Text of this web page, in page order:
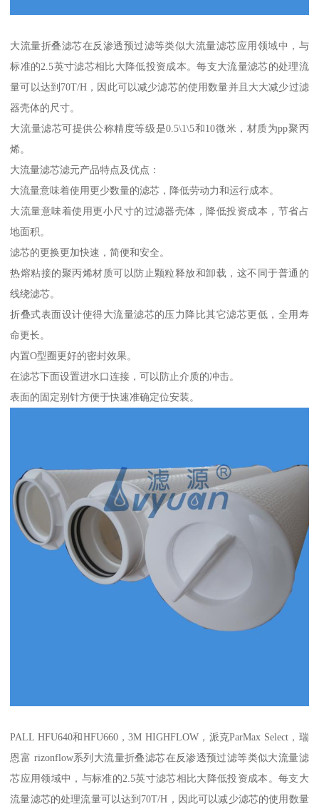
大流量折叠滤芯在反渗透预过滤等类似大流量滤芯应用领域中，与
标准的2.5英寸滤芯相比大降低投资成本。每支大流量滤芯的处理流
量可以达到70T/H，因此可以减少滤芯的使用数量并且大大减少过滤
器壳体的尺寸。
大流量滤芯可提供公称精度等级是0.5\1\5和10微米，材质为pp聚丙
烯。
大流量滤芯滤元产品特点及优点：
大流量意味着使用更少数量的滤芯，降低劳动力和运行成本。
大流量意味着使用更小尺寸的过滤器壳体，降低投资成本，节省占
地面积。
滤芯的更换更加快速，简便和安全。
热熔粘接的聚丙烯材质可以防止颗粒释放和卸载，这不同于普通的
线绕滤芯。
折叠式表面设计使得大流量滤芯的压力降比其它滤芯更低，全用寿
命更长。
内置O型圈更好的密封效果。
在滤芯下面设置进水口连接，可以防止介质的冲击。
表面的固定别针方便于快速准确定位安装。
PALL HFU640和HFU660，3M HIGHFLOW，派克ParMax Select，瑞
恩富 rizonflow系列大流量折叠滤芯在反渗透预过滤等类似大流量滤
芯应用领域中，与标准的2.5英寸滤芯相比大降低投资成本。每支大
流量滤芯的处理流量可以达到70T/H，因此可以减少滤芯的使用数量